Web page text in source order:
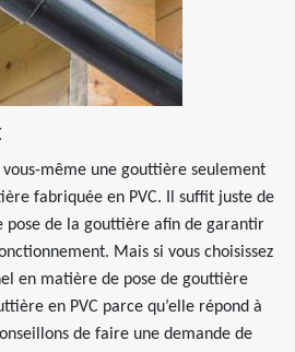
même une gouttière seulement
fabriquée en PVC. Il suffit juste de
pose de la gouttière afin de garantir
Mais si vous choisissez
en matière de pose de gouttière
en PVC parce qu’elle répond à
de faire une demande de